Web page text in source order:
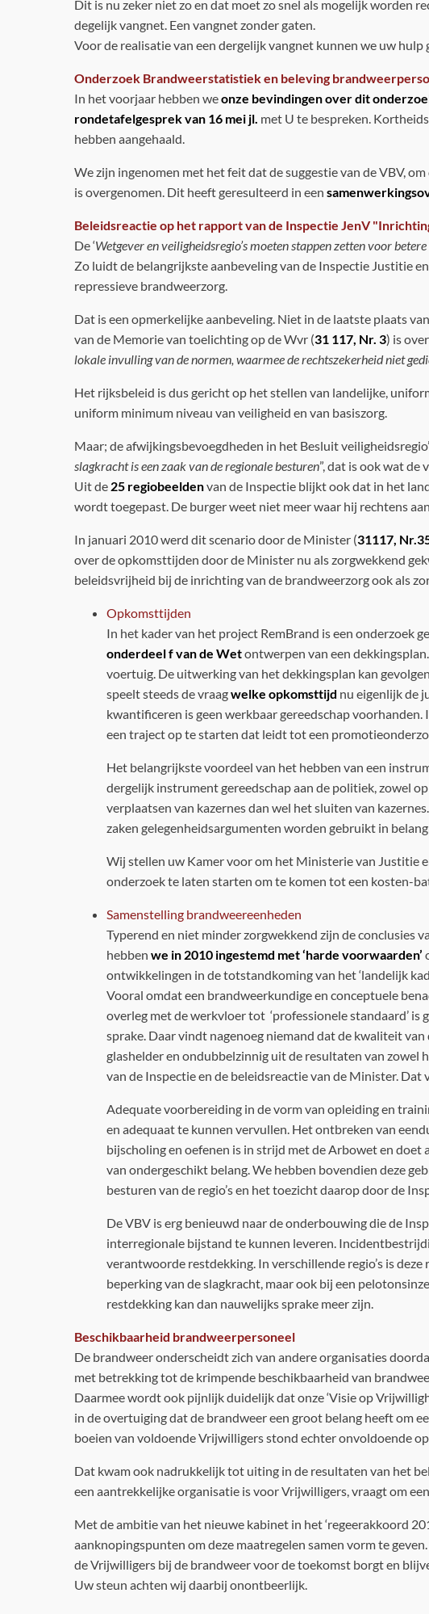
Dit is nu zeker niet zo en dat moet zo snel als mogelijk worden
degelijk vangnet. Een vangnet zonder gaten.
Voor de realisatie van een dergelijk vangnet kunnen we uw hulp
Onderzoek Brandweerstatistiek en beleving
In het voorjaar hebben weonze bevindingen over dit
rondetafelgesprek van 16 mei jl. met U te bespreken.
hebben aangehaald.
We zijn ingenomen met het feit dat de suggestie van de VBV,
is overgenomen. Dit heeft geresulteerd in een
Beleidsreactie op het rapport van de Inspectie JenV
De ‘Wetgever en veiligheidsregio’s moeten stappen zetten voor
Zo luidt de belangrijkste aanbeveling van de Inspectie Justitie
repressieve brandweerzorg.
Dat is een opmerkelijke aanbeveling. Niet in de laatste plaats
van de Memorie van toelichting op de Wvr (31 117, Nr. 3) is
lokale invulling van de normen, waarmee de rechtszekerheid niet
Het rijksbeleid is dus gericht op het stellen van landelijke,
uniform minimum niveau van veiligheid en van basiszorg.
Maar; de afwijkingsbevoegdheden in het Besluit
slagkracht is een zaak van de regionale besturen”, dat is ook wat
Uit de 25 regiobeeldenvan de Inspectie blijkt ook dat in het
wordt toegepast. De burger weet niet meer waar hij rechtens
In januari 2010 werd dit scenario door de Minister (31117,
over de opkomsttijden door de Minister nu als zorgwekkend
beleidsvrijheid bij de inrichting van de brandweerzorg ook als
Opkomsttijden
In het kader van het project RemBrand is een onderzoek
onderdeel f van de Wetontwerpen van een
voertuig. De uitwerking van het dekkingsplan kan
speelt steeds de vraagwelke opkomsttijd nu eigenlijk de
kwantificeren is geen werkbaar gereedschap
een traject op te starten dat leidt tot een
Het belangrijkste voordeel van het hebben van een
dergelijk instrument gereedschap aan de politiek, zowel
verplaatsen van kazernes dan wel het sluiten van
zaken gelegenheidsargumenten worden gebruikt in
Wij stellen uw Kamer voor om het Ministerie van Justitie
onderzoek te laten starten om te komen tot een kosten-
Samenstelling brandweereenheden
Typerend en niet minder zorgwekkend zijn de conclusies
hebben we in 2010 ingestemd met ‘harde voorwaarden’
ontwikkelingen in de totstandkoming van het ‘landelijk
Vooral omdat een brandweerkundige en conceptuele
overleg met de werkvloer tot ‘professionele standaard’ is
sprake. Daar vindt nagenoeg niemand dat de kwaliteit
glashelder en ondubbelzinnig uit de resultaten van zowel
van de Inspectie en de beleidsreactie van de Minister.
Adequate voorbereiding in de vorm van opleiding en
en adequaat te kunnen vervullen. Het ontbreken van
bijscholing en oefenen is in strijd met de Arbowet en
van ondergeschikt belang. We hebben bovendien deze
besturen van de regio’s en het toezicht daarop door de
De VBV is erg benieuwd naar de onderbouwing die de
interregionale bijstand te kunnen leveren.
verantwoorde restdekking. In verschillende regio’s is
beperking van de slagkracht, maar ook bij een
restdekking kan dan nauwelijks sprake meer zijn.
Beschikbaarheid brandweerpersoneel
De brandweer onderscheidt zich van andere organisaties
met betrekking tot de krimpende beschikbaarheid van
Daarmee wordt ook pijnlijk duidelijk dat onze ‘Visie op
in de overtuiging dat de brandweer een groot belang heeft om
boeien van voldoende Vrijwilligers stond echter onvoldoende
Dat kwam ook nadrukkelijk tot uiting in de resultaten van het
een aantrekkelijke organisatie is voor Vrijwilligers, vraagt om
Met de ambitie van het nieuwe kabinet in het ‘regeerakkoord
aanknopingspunten om deze maatregelen samen vorm te
de Vrijwilligers bij de brandweer voor de toekomst borgt en
Uw steun achten wij daarbij onontbeerlijk.